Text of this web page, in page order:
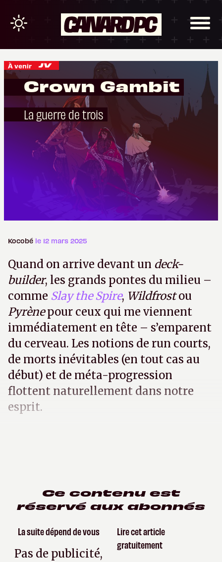
À venir
Crown Gambit
La guerre de trois
Kocobé le 12 mars 2025
Quand on arrive devant un deck-
builder, les grands pontes du milieu –
comme Slay the Spire, Wildfrostou
Pyrènepour ceux qui me viennent
immédiatement en tête – s’emparent
du cerveau. Les notions de run courts,
de morts inévitables (en tout cas au
début) et de méta-progression
flottent naturellement dans notre
esprit.
Ce contenu est
réservé aux abonnés
La suite dépend de vous
Pas de publicité,
Lire cet article
gratuitement